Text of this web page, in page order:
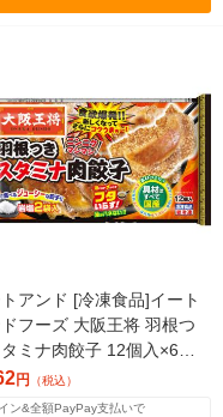
アンド [冷凍食品]イート
フーズ 大阪王将 羽根つ
ミナ肉餃子 12個入×6袋 4
（直送品）
円 （税込）
ン&全額PayPay支払いで